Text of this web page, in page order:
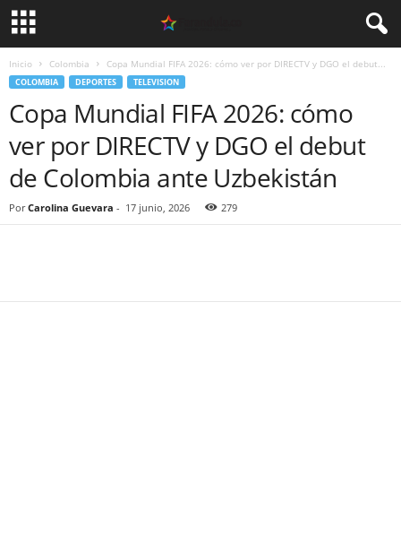
Inicio Colombia Copa Mundial FIFA 2026: cómo ver por DIRECTV y DGO el debut...
COLOMBIA DEPORTES TELEVISION
Copa Mundial FIFA 2026: cómo
ver por DIRECTV y DGO el debut
de Colombia ante Uzbekistán
Por Carolina Guevara - 17 junio, 2026 279